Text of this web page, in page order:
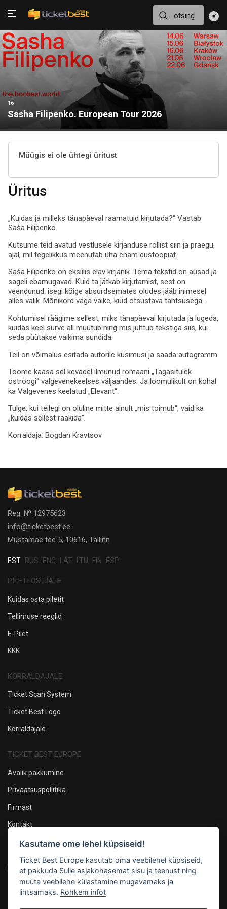
16+
Sasha Filipenko. European Tour 2026
Müügis ei ole ühtegi üritust
Üritus
„Kuidas ja milleks tänapäeval raamatuid kirjutada?“ Vastab
Saša Filipenko.
Kutsume teid avatud vestlusele kirjanduse rollist siin ja praegu,
ajal, mil tegelikkus meenutab üha enam düstoopiat.
Saša Filipenko on eksiilis elav kirjanik. Tema tekstid on ausad ja
sageli ebamugavad. Kuid ta jätkab kirjutamist, sest on
veendunud: isegi kõige absurdsemates oludes jääb inimesel
alles valik. Mõnikord väga väike, kuid otsustava tähtsusega.
Kohtumisel räägime sellest, miks tänapäeval kirjutada ja lugeda,
kuidas keel surve all muutub ning mis juhtub tekstiga siis, kui
seda püütakse vaikima sundida.
Teil on võimalus esitada autorile küsimusi ja saada autogramm.
Toome kaasa sel kevadel ilmunud romaani „Tagasitulek
ostroogi“ valgevenekeelses väljaandes. Ja loomulikult on kohal
ka Valgevenes keelatud „Elevant“.
Tulge, kui teilegi on oluline mitte ainult „mis toimub“, vaid ka
„kuidas sellest rääkida“.
Korraldaja: Bogdan Kravtsov
Reg. № 12975623
info@ticketbest.ee
Mustamäe tee 5, 10616, Tallinn
EST RUS ENG LAT LTU FIN ESP
PILETI OSTJALE
Kuidas osta piletit
Tellimuse reeglid
E-Pilet
KKK
KORRALDAJALE
Ticket Scan System
Ticket Best Logo
Korraldajale
TICKET BEST EUROPE
Avalik pakkumine
Privaatsuspoliitika
Firmast
Kontakt
Oleme sotsiaalmeedias
Maksevõimalused
Kasutame ome lehel küpsiseid!
Ticket Best Europe kasutab oma veebilehel küpsiseid,
et pakkuda Sulle asjakohasemat sisu ja teenust ning
muuta veebilehe külastamine mugavamaks ja
lihtsamaks. Rohkem infot